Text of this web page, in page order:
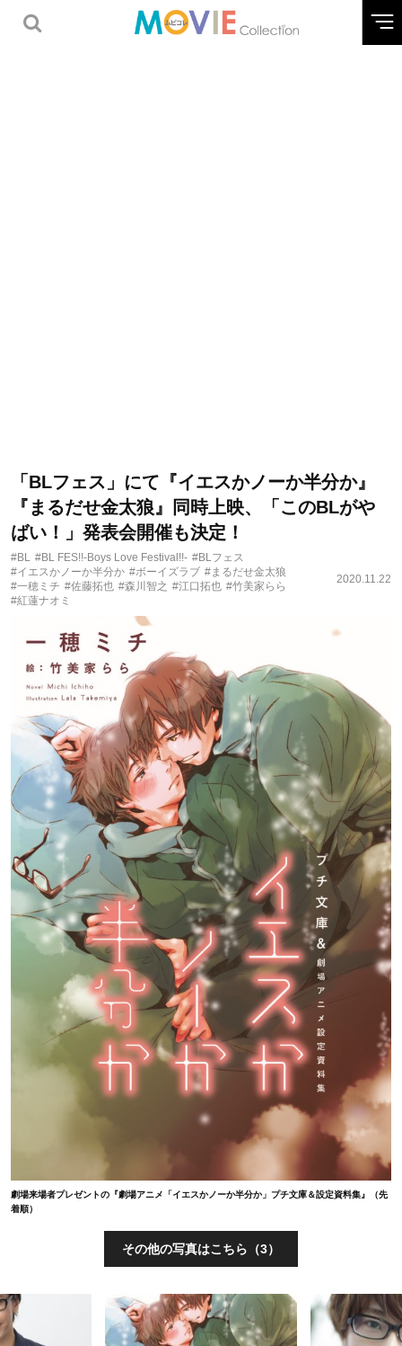
「BLフェス」にて『イエスかノーか半分か』
『まるだせ金太狼』同時上映、「このBLがや
ばい！」発表会開催も決定！
#BL #BL FES!!-Boys Love Festival!!- #BLフェス
#イエスかノーか半分か #ボーイズラブ #まるだせ金太狼
#一穂ミチ #佐藤拓也 #森川智之 #江口拓也 #竹美家らら
#紅蓮ナオミ
2020.11.22
劇場来場者プレゼントの『劇場アニメ「イエスかノーか半分か」プチ文庫＆設定資料集』（先
着順）
その他の写真はこちら（3）